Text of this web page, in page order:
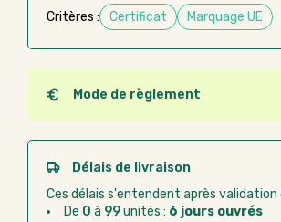
Critères : Certificat Marquage UE
Mode de règlement
Quel que soit le mode de règlement,
passer commande en ligne sur Good
Paiement CB :paiement sécurisé
Virement bancaire :règlement sur
Délais de livraison
Ces délais s'entendent après validation
De 0 à 99unités : 6 jours ouvrés